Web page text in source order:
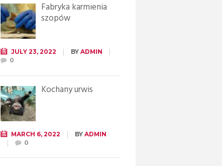
Fabryka karmienia
szopów
JULY 23, 2022 BY ADMIN
0
Kochany urwis
MARCH 6, 2022 BY ADMIN
0